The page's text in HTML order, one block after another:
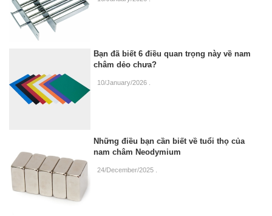
Bạn đã biết 6 điều quan trọng này về nam
châm dẻo chưa?
10/January/2026
Những điều bạn cần biết về tuổi thọ của
nam châm Neodymium
24/December/2025